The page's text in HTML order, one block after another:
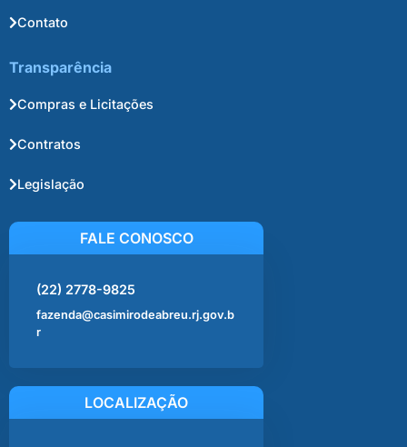
Contato
Transparência
Compras e Licitações
Contratos
Legislação
FALE CONOSCO
(22) 2778-9825
fazenda@casimirodeabreu.rj.gov.b
r
LOCALIZAÇÃO